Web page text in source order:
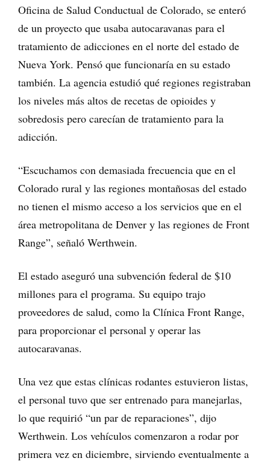
Oficina de Salud Conductual de Colorado, se enteró
de un proyecto que usaba autocaravanas para el
tratamiento de adicciones en el norte del estado de
Nueva York. Pensó que funcionaría en su estado
también. La agencia estudió qué regiones registraban
los niveles más altos de recetas de opioides y
sobredosis pero carecían de tratamiento para la
adicción.
“Escuchamos con demasiada frecuencia que en el
Colorado rural y las regiones montañosas del estado
no tienen el mismo acceso a los servicios que en el
área metropolitana de Denver y las regiones de Front
Range”, señaló Werthwein.
El estado aseguró una subvención federal de $10
millones para el programa. Su equipo trajo
proveedores de salud, como la Clínica Front Range,
para proporcionar el personal y operar las
autocaravanas.
Una vez que estas clínicas rodantes estuvieron listas,
el personal tuvo que ser entrenado para manejarlas,
lo que requirió “un par de reparaciones”, dijo
Werthwein. Los vehículos comenzaron a rodar por
primera vez en diciembre, sirviendo eventualmente a